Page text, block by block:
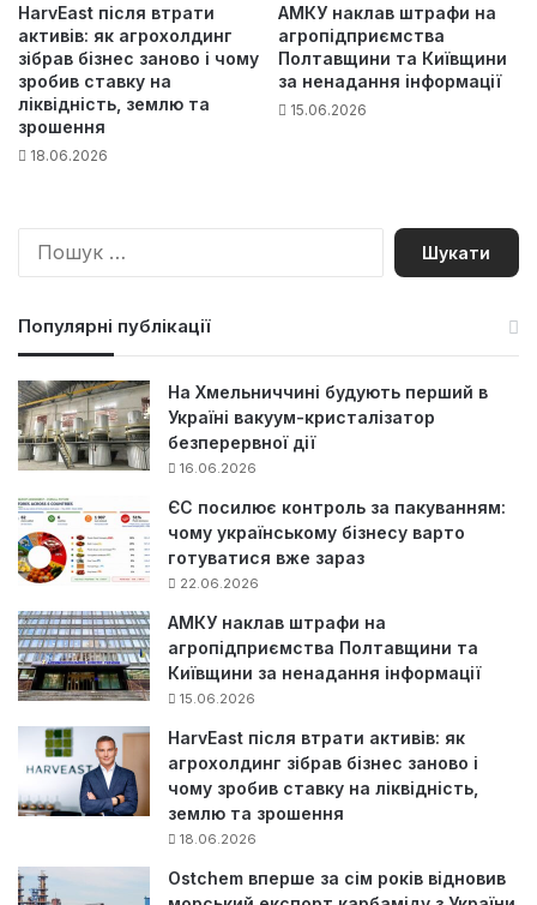
HarvEast після втрати
активів: як агрохолдинг
зібрав бізнес заново і чому
зробив ставку на
ліквідність, землю та
зрошення
18.06.2026
АМКУ наклав штрафи на
агропідприємства
Полтавщини та Київщини
за ненадання інформації
15.06.2026
П
Популярні публікації
На Хмельниччині будують перший в
Україні вакуум-кристалізатор
безперервної дії
16.06.2026
ЄС посилює контроль за пакуванням:
чому українському бізнесу варто
готуватися вже зараз
22.06.2026
АМКУ наклав штрафи на
агропідприємства Полтавщини та
Київщини за ненадання інформації
15.06.2026
HarvEast після втрати активів: як
агрохолдинг зібрав бізнес заново і
чому зробив ставку на ліквідність,
землю та зрошення
18.06.2026
Ostchem вперше за сім років відновив